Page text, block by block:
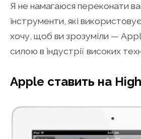
Я не намагаюся переконати
інструменти, які
хочу, щоб ви зрозуміли —
силою в індустрії високих
Apple ставить на